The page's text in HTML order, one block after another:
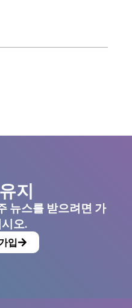
지
뉴스를 받으려면 가
오.
입